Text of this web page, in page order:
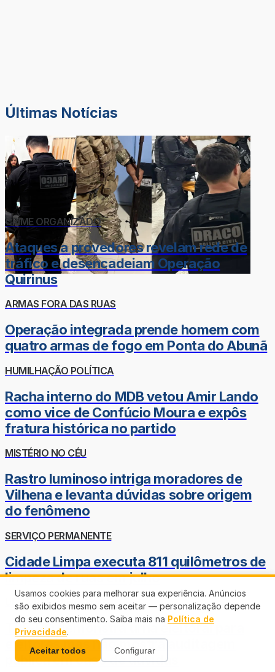
Últimas Notícias
CRIME ORGANIZADO
Ataques a provedores revelam rede de
tráfico e desencadeiam Operação
Quirinus
ARMAS FORA DAS RUAS
Operação integrada prende homem com
quatro armas de fogo em Ponta do Abunã
HUMILHAÇÃO POLÍTICA
Racha interno do MDB vetou Amir Lando
como vice de Confúcio Moura e expôs
fratura histórica no partido
MISTÉRIO NO CÉU
Rastro luminoso intriga moradores de
Vilhena e levanta dúvidas sobre origem
do fenômeno
SERVIÇO PERMANENTE
Cidade Limpa executa 811 quilômetros de
limpeza de ruas em julho
URNA PARA LEIGOS
TRE-RO demonstra urna eleitoral para
eleitores mas não mostra auditagem
pública em caso de dúvidas
Usamos cookies para melhorar sua experiência. Anúncios
são exibidos mesmo sem aceitar — personalização depende
do seu consentimento. Saiba mais na Política de
Privacidade.
Aceitar todos Configurar